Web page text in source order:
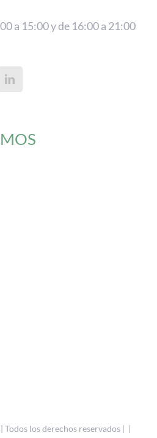
a 15:00 y de 16:00 a 21:00
Todos los derechos reservados | |